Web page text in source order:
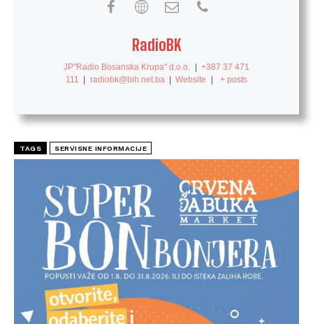
RadioBK
JP"Radio Bosanska Krupa" d.o.o. | +387 37 471
111
| radiobk@bih.net.ba | Website | + posts
TAGS SERVISNE INFORMACIJE